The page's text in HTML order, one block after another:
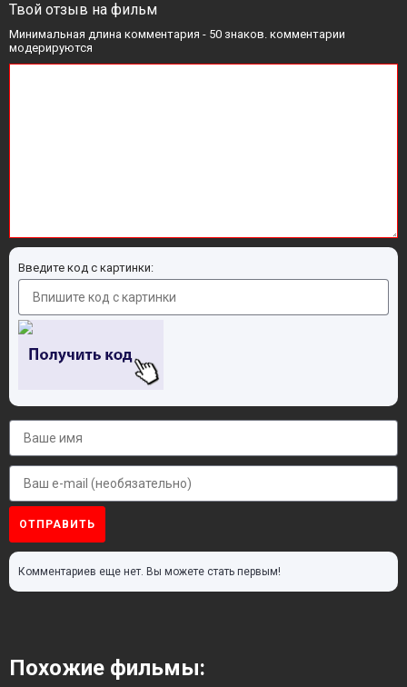
Твой отзыв на фильм
Минимальная длина комментария - 50 знаков. комментарии
модерируются
Введите код с картинки:
ОТПРАВИТЬ
Комментариев еще нет. Вы можете стать первым!
Похожие фильмы: